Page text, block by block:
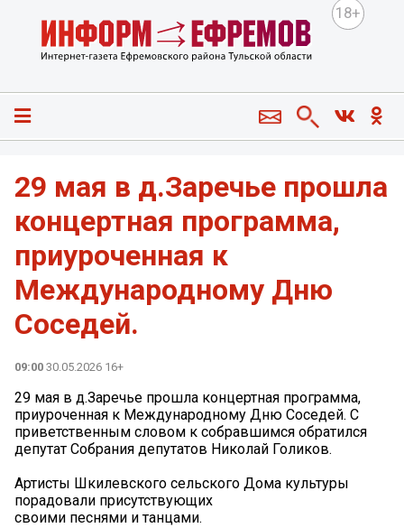
18+
29 мая в д.Заречье прошла
концертная программа,
приуроченная к
Международному Дню
Соседей.
09:00 30.05.2026 16+
29 мая в д.Заречье прошла концертная программа,
приуроченная к Международному Дню Соседей. С
приветственным словом к собравшимся обратился
депутат Собрания депутатов Николай Голиков.
Артисты Шкилевского сельского Дома культуры
порадовали присутствующих
своими песнями и танцами.